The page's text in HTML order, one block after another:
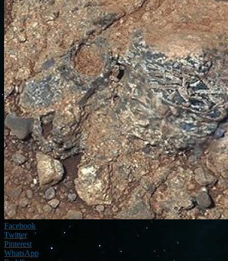
Facebook
Twitter
Pinterest
WhatsApp